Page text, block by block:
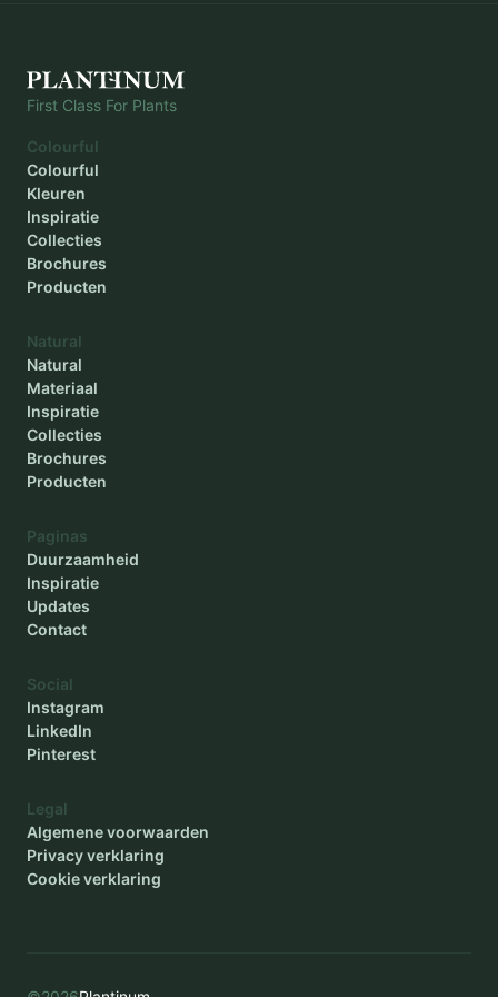
First Class For Plants
Colourful
Colourful
Kleuren
Inspiratie
Collecties
Brochures
Producten
Natural
Natural
Materiaal
Inspiratie
Collecties
Brochures
Producten
Paginas
Duurzaamheid
Inspiratie
Updates
Contact
Social
Instagram
LinkedIn
Pinterest
Legal
Algemene voorwaarden
Privacy verklaring
Cookie verklaring